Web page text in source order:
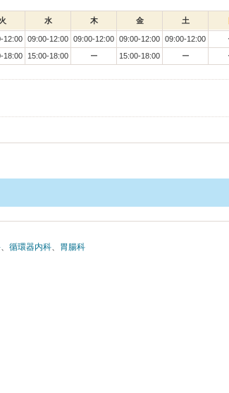
火 水 木 金 土
12:00 09:00-12:00 09:00-12:00 09:00-12:00 09:00-12:00
18:00 15:00-18:00 ー 15:00-18:00 ー
、 循環器内科、 胃腸科